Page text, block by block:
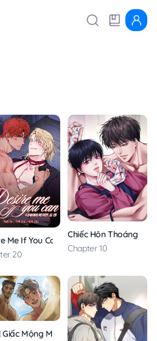
Me If You Can
20
Chiếc Hôn Thoáng Qua
Chapter 10
Giấc Mộng May Mắn